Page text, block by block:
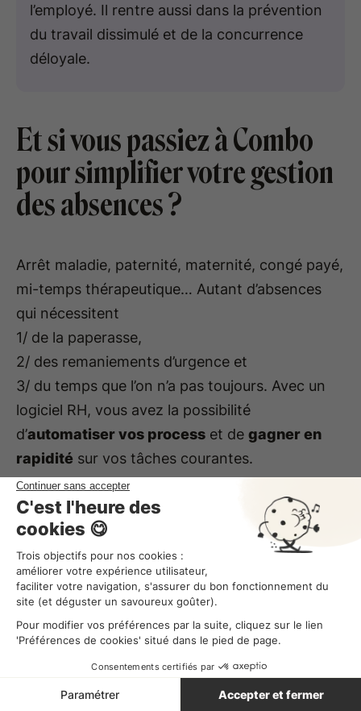
l’employé. Il rentre aussi dans la prévention
du travail dissimulé et de la concurrence
déloyale.
Et si vous passiez à Combo
pour simplifier votre gestion
des absences ?
Arrêt maladie, paternité, maternité, congé payé,
mi-temps thérapeutique… Autant d’absences
qui nécessitent
1/ de la paperasse,
2/ des remaniements d’urgence et
3/ du temps que l’on n’a pas toujours. Avec un
logiciel RH, vous avez la possibilité
d’automatiser vos process et de gagner en
rapidité sur vos tâches courantes.
Combo, par exemple, vous permet de
centraliser vos données essentielles. Notre outil
vous aide à comptabiliser les absences et les
retards de vos salariés et à adapter facilement
vos plages horaires en conséquence. En plus,
les informations sont automatiquement
exportées sur votre logiciel de paie !
Échangez avec l’un de nos
experts Combo
pour faire un point sur vos